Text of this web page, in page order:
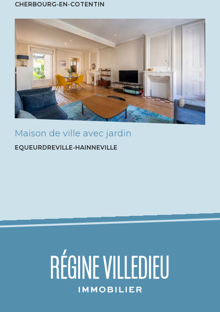
CHERBOURG-EN-COTENTIN
Maison de ville avec jardin
EQUEURDREVILLE-HAINNEVILLE